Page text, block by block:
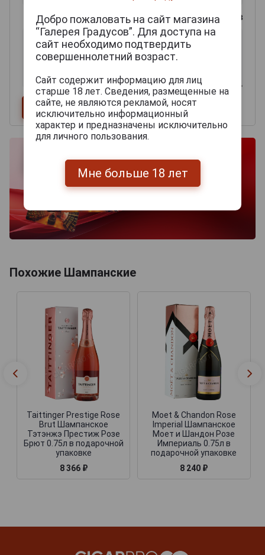
0 из 2000 знаков
Похожие Шампанские
Taittinger Prestige Rose
Brut Шампанское
Тэтэнжэ Престиж Розе
Брют 0.75л в подарочной
упаковке
8 366 ₽
Moet & Chandon Rose
Imperial Шампанское
Моет и Шандон Розе
Империаль 0.75л в
подарочной упаковке
8 240 ₽
Добро пожаловать на сайт магазина
“Галерея Градусов”. Для доступа на
сайт необходимо подтвердить
совершеннолетний возраст.
Сайт содержит информацию для лиц
старше 18 лет. Сведения, размещенные на
сайте, не являются рекламой, носят
исключительно информационный
характер и предназначены исключительно
для личного пользования.
Мне больше 18 лет